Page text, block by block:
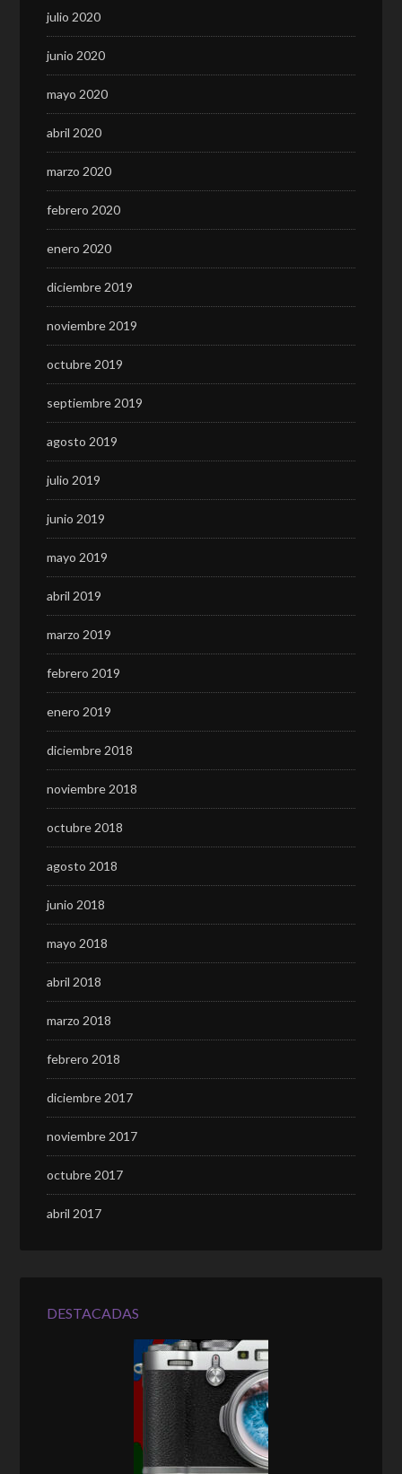
julio 2020
junio 2020
mayo 2020
abril 2020
marzo 2020
febrero 2020
enero 2020
diciembre 2019
noviembre 2019
octubre 2019
septiembre 2019
agosto 2019
julio 2019
junio 2019
mayo 2019
abril 2019
marzo 2019
febrero 2019
enero 2019
diciembre 2018
noviembre 2018
octubre 2018
agosto 2018
junio 2018
mayo 2018
abril 2018
marzo 2018
febrero 2018
diciembre 2017
noviembre 2017
octubre 2017
abril 2017
DESTACADAS